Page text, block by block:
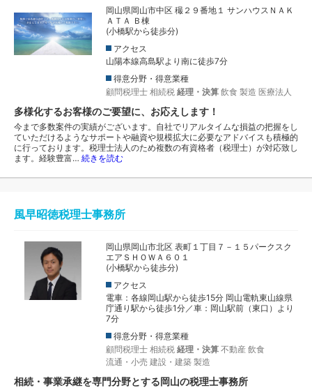
岡山県岡山市中区 穝２９番地１ サンハウスＮＡＫ
ＡＴＡ Ｂ棟
(小橋駅から徒歩分)
アクセス
山陽本線高島駅より南に徒歩7分
得意分野・得意業種
顧問税理士 相続税 経理・決算 飲食 製造 医療法人
多様化するお客様のご要望に、お応えします！
今まで多数案件の実績がございます。自社でリアルタイムな損益の把握をし
ていただけるようなサポートや融資や規模拡大に必要なアドバイスも積極的
に行っております。税理士法人のため複数の有資格者（税理士）が対応致し
ます。経験豊富… 続きを読む
風早昭徳税理士事務所
岡山県岡山市北区 表町１丁目７－１５パークスク
エアＳＨＯＷＡ６０１
(小橋駅から徒歩分)
アクセス
電車：各線岡山駅から徒歩15分 岡山電軌東山線県
庁通り駅から徒歩1分／車：岡山駅前（東口）より
7分
得意分野・得意業種
顧問税理士 相続税 経理・決算 不動産 飲食
流通・小売 建設・建築 製造
相続・事業承継を専門分野とする岡山の税理士事務所